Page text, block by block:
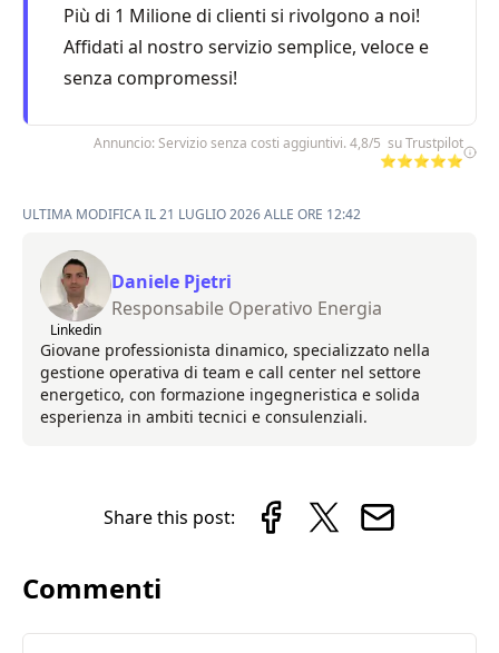
Più di 1 Milione di clienti si rivolgono a noi!
Affidati al nostro servizio semplice, veloce e
senza compromessi!
Annuncio: Servizio senza costi aggiuntivi. 4,8/5 su Trustpilot
⭐⭐⭐⭐⭐
ULTIMA MODIFICA IL 21 LUGLIO 2026 ALLE ORE 12:42
Linkedin
Daniele Pjetri
Responsabile Operativo Energia
Giovane professionista dinamico, specializzato nella
gestione operativa di team e call center nel settore
energetico, con formazione ingegneristica e solida
esperienza in ambiti tecnici e consulenziali.
Share this post:
Commenti